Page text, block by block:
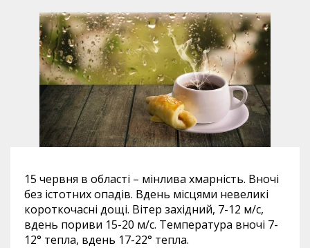
15 червня в області – мінлива хмарність. Вночі
без істотних опадів. Вдень місцями невеликі
короткочасні дощі. Вітер західний, 7-12 м/с,
вдень пориви 15-20 м/с. Температура вночі 7-
12° тепла, вдень 17-22° тепла.